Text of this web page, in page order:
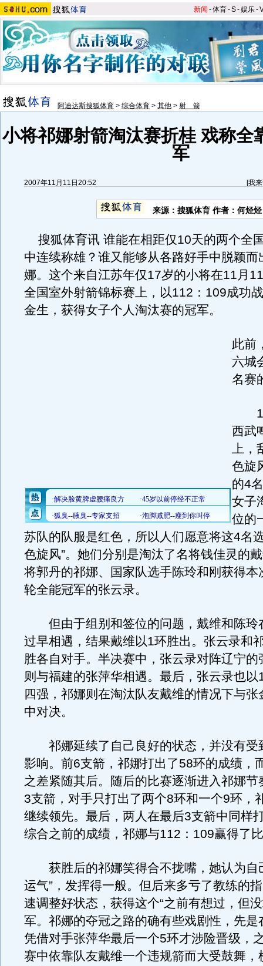
新闻 -体育-S-娱乐-
阿迪达斯搜狐体育 > 综合体育 > 其他 > 射 箭
小将祁娜射箭淘汰赛折桂 戏称全
军
2007年11月11日20:52 [我
来源：搜狐体育 作者：何烃烃
搜狐体育讯 谁能在相距仅10天的两个全
中连续称雄？谁又能够从各路好手中脱颖而
娜。这个来自江苏年仅17岁的小将在11月
全国室外射箭锦标赛上，以112：109成功
金生，获得女子个人淘汰赛的冠军。
此前
六城
名赛
11
西武
上，
色旋
的4
女子
位的
苏队的队服是红色，所以人们愿意将这4名
色旋风”。她们分别是淘汰了名将钱佳灵的
将郭丹的祁娜、国家队选手陈玲和刚获得本
轮全能冠军的张云录。
但由于组别和签位的问题，戴维和陈玲
过早相遇，结果戴维以1环胜出。张云录和
胜各自对手。半决赛中，张云录对阵辽宁的
则与福建的张萍华相遇。最后，张云录也以
四强，祁娜则在淘汰队友戴维的情况下与张
中对决。
祁娜延续了自己良好的状态，并没有受
影响。前6支箭，祁娜打出了58环的成绩，
之差紧随其后。随后的比赛逐渐进入祁娜节
3支箭，对手只打出了两个8环和一个9环，
继续领先。最后，两人在最后3支箭中同样
综合之前的成绩，祁娜与112：109赢得了
获胜后的祁娜笑得合不拢嘴，她认为自
运气”，发挥得一般。但后来多亏了教练的
速调整好状态，获得这个“之前有想过，但
军。祁娜的夺冠之路的确有些戏剧性，先是
凭借对手张萍华最后一个5环才涉险晋级，
赛中依靠队友戴维一个违规箭而大受鼓舞，